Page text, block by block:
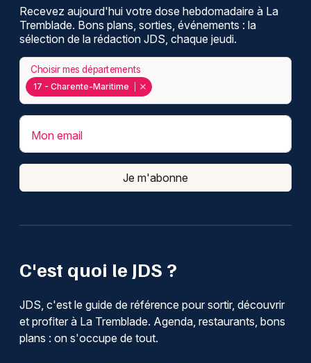
C'est quoi le JDS ?
JDS, c'est le guide de référence pour sortir, découvrir
et profiter à La Tremblade. Agenda, restaurants, bons
plans : on s'occupe de tout.
Recevez aujourd'hui votre dose hebdomadaire à La
Tremblade. Bons plans, sorties, événements : la
sélection de la rédaction JDS, chaque jeudi.
17 - Charente-Maritime
Choisir mes départements
Mon email
Je m'abonne